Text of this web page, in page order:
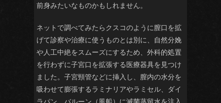
前身みたいなものかもしれません。
ネットで調べてみたらクスコのように膣口を拡
げて診察や治療に使うものとは別に、自然分娩
や人工中絶をスムーズにするため、外科的処置
を行わずに子宮口を拡張する医療器具を見つけ
ました。子宮頸管などに挿入し、膣内の水分を
吸わせて膨張するラミナリアやラミセル、ダイ